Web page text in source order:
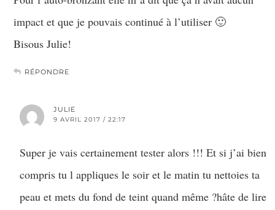
impact et que je pouvais continué à l’utiliser 🙂
Bisous Julie!
RÉPONDRE
JULIE
9 AVRIL 2017 / 22:17
Super je vais certainement tester alors !!! Et si j’ai bien
compris tu l appliques le soir et le matin tu nettoies ta
peau et mets du fond de teint quand même ?hâte de lire